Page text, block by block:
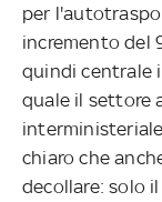
per
incremento del
quindi centrale
quale il settore
chiaro che
decollare: solo